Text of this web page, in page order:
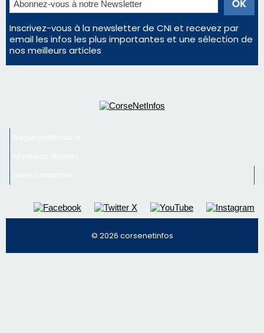
Régie publicitaire
Mentions légales
Nous contacter